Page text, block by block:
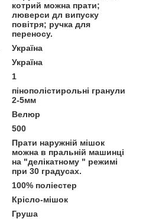
котрий можна прати;
люверси дл випуску
повітря; ручка для
переносу.
Україна
Україна
1
пінополістирольні гранули
2-5мм
Велюр
500
Прати наружній мішок
можна в пральній машинці
на "делікатному " режимі
при 30 градусах.
100% поліестер
Крісло-мішок
Груша